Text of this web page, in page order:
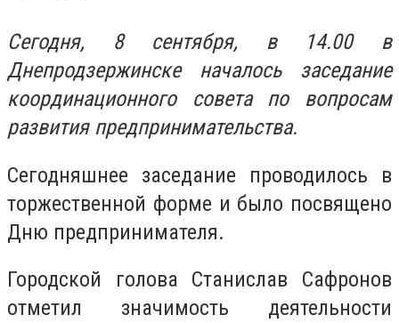
Сегодня, 8 сентября, в 14.00 в
Днепродзержинске началось заседание
координационного совета по вопросам
развития предпринимательства.
Сегодняшнее заседание проводилось в
торжественной форме и было посвящено
Дню предпринимателя.
Городской голова Станислав Сафронов
отметил значимость деятельности